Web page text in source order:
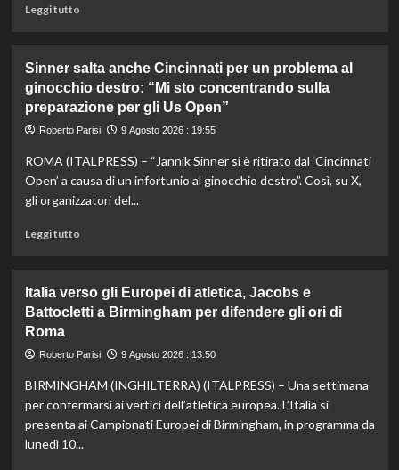
Cucci
Leggi tuttoLeggi
Addio
a
Livio
Berruti,
olimpico
dei
Sinner salta anche Cincinnati per un problema al
ginocchio destro: “Mi sto concentrando sulla
preparazione per gli Us Open”
Roberto Parisi 9 Agosto 2026 : 19:55
ROMA (ITALPRESS) – “Jannik Sinner si è ritirato dal ‘Cincinnati
Open’ a causa di un infortunio al ginocchio destro”. Così, su X,
gli organizzatori del...
Leggi tuttoLeggi
Sinner
salta
Cincinnati
un
problema
al
ginocchio
destro:
Italia verso gli Europei di atletica, Jacobs e
Battocletti a Birmingham per difendere gli ori di
Roma
Roberto Parisi 9 Agosto 2026 : 13:50
BIRMINGHAM (INGHILTERRA) (ITALPRESS) – Una settimana
per confermarsi ai vertici dell’atletica europea. L’Italia si
presenta ai Campionati Europei di Birmingham, in programma da
lunedì 10...